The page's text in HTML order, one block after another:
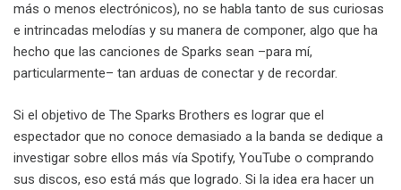
más o menos electrónicos), no se habla tanto de sus curiosas
e intrincadas melodías y su manera de componer, algo que ha
hecho que las canciones de Sparks sean –para mí,
particularmente– tan arduas de conectar y de recordar.
Si el objetivo de The Sparks Brothers es lograr que el
espectador que no conoce demasiado a la banda se dedique a
investigar sobre ellos más vía Spotify, YouTube o comprando
sus discos, eso está más que logrado. Si la idea era hacer un